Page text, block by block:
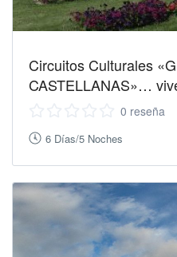
Circuitos Culturales
CASTELLANAS»…
0 reseña
6 Días/5 Noches